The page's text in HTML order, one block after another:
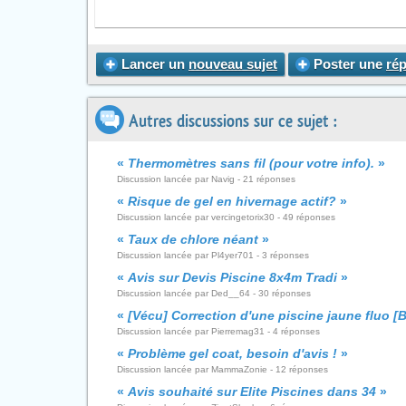
Lancer un nouveau sujet Poster une
Autres discussions sur ce sujet :
« Thermomètres sans fil (pour votre info). »
Discussion lancée par Navig - 21 réponses
« Risque de gel en hivernage actif? »
Discussion lancée par vercingetorix30 - 49 réponses
« Taux de chlore néant »
Discussion lancée par Pl4yer701 - 3 réponses
« Avis sur Devis Piscine 8x4m Tradi »
Discussion lancée par Ded__64 - 30 réponses
« [Vécu] Correction d'une piscine jaune fluo
Discussion lancée par Pierremag31 - 4 réponses
« Problème gel coat, besoin d'avis ! »
Discussion lancée par MammaZonie - 12 réponses
« Avis souhaité sur Elite Piscines dans 34 »